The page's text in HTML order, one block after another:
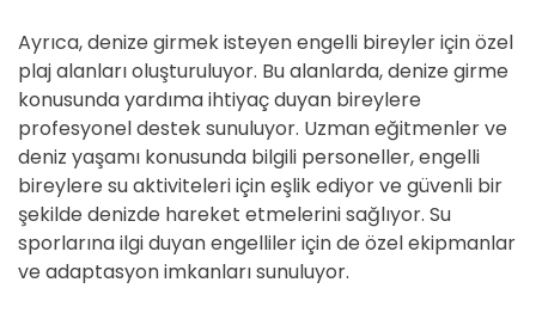
Ayrıca, denize girmek isteyen engelli bireyler için özel
plaj alanları oluşturuluyor. Bu alanlarda, denize girme
konusunda yardıma ihtiyaç duyan bireylere
profesyonel destek sunuluyor. Uzman eğitmenler ve
deniz yaşamı konusunda bilgili personeller, engelli
bireylere su aktiviteleri için eşlik ediyor ve güvenli bir
şekilde denizde hareket etmelerini sağlıyor. Su
sporlarına ilgi duyan engelliler için de özel ekipmanlar
ve adaptasyon imkanları sunuluyor.